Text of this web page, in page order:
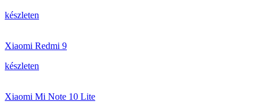
készleten
Xiaomi Redmi 9
készleten
Xiaomi Mi Note 10 Lite